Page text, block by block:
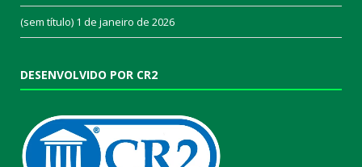
(sem título) 1 de janeiro de 2026
DESENVOLVIDO POR CR2